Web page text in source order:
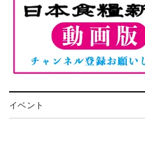
イベント